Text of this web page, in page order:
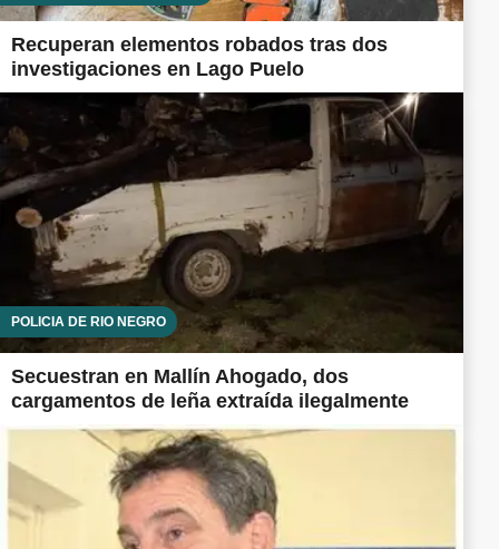
Recuperan elementos robados tras dos
investigaciones en Lago Puelo
POLICÍA DE RÍO NEGRO
Secuestran en Mallín Ahogado, dos
cargamentos de leña extraída ilegalmente